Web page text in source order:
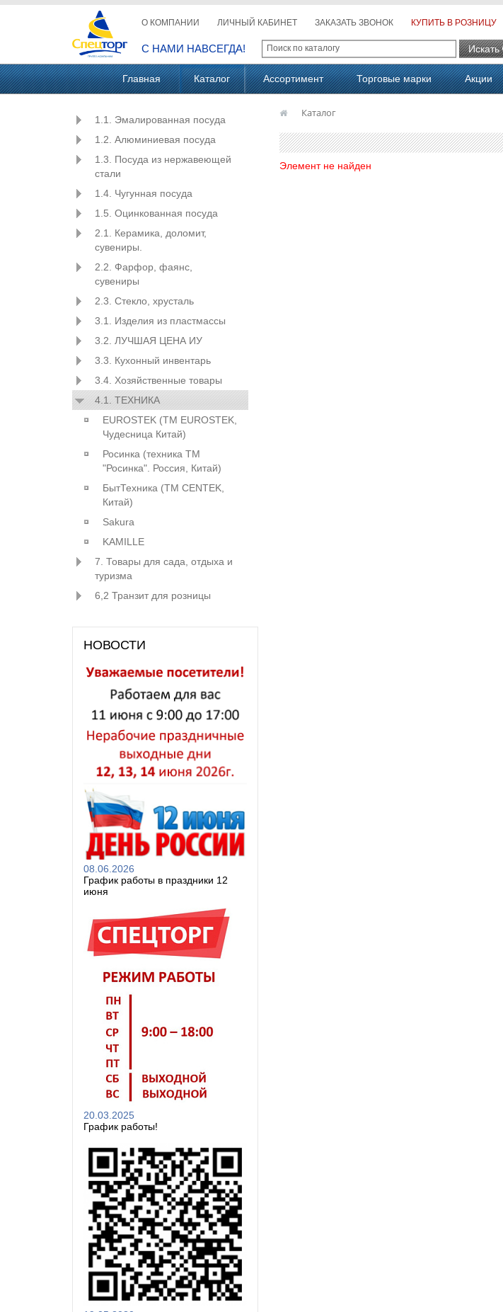
О КОМПАНИИ ЛИЧНЫЙ КАБИНЕТ ЗАКАЗАТЬ ЗВОНОК КУПИТЬ В РОЗНИЦУ
С НАМИ НАВСЕГДА! Искать
Главная Каталог Ассортимент Торговые марки Акции
1.1. Эмалированная посуда
1.2. Алюминиевая посуда
1.3. Посуда из нержавеющей
стали
1.4. Чугунная посуда
1.5. Оцинкованная посуда
2.1. Керамика, доломит,
сувениры.
2.2. Фарфор, фаянс,
сувениры
2.3. Стекло, хрусталь
3.1. Изделия из пластмассы
3.2. ЛУЧШАЯ ЦЕНА ИУ
3.3. Кухонный инвентарь
3.4. Хозяйственные товары
4.1. ТЕХНИКА
EUROSTEK (ТМ EUROSTEK,
Чудесница Китай)
Росинка (техника ТМ
"Росинка". Россия, Китай)
БытТехника (ТМ CENTEK,
Китай)
Sakura
KAMILLE
7. Товары для сада, отдыха и
туризма
6,2 Транзит для розницы
НОВОСТИ
08.06.2026
График работы в праздники 12
июня
20.03.2025
График работы!
Каталог
Элемент не найден